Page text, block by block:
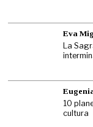
Eva
La
10
cultura